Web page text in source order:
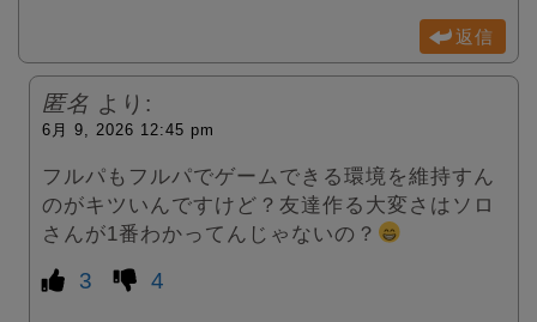
返信
匿名 より:
6月 9, 2026 12:45 pm
フルパもフルパでゲームできる環境を維持すん
のがキツいんですけど？友達作る大変さはソロ
さんが1番わかってんじゃないの？
3 4